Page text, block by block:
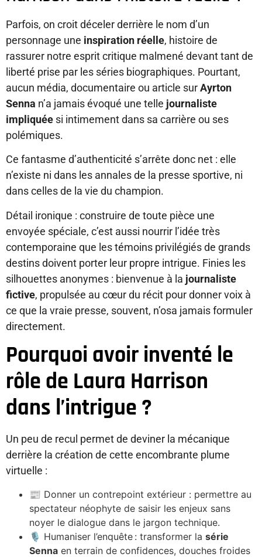
Parfois, on croit déceler derrière le nom d’un
personnage une inspiration réelle, histoire de
rassurer notre esprit critique malmené devant tant de
liberté prise par les séries biographiques. Pourtant,
aucun média, documentaire ou article surAyrton
Senna n’a jamais évoqué une telle journaliste
impliquée si intimement dans sa carrière ou ses
polémiques.
Ce fantasme d’authenticité s’arrête donc net : elle
n’existe ni dans les annales de la presse sportive, ni
dans celles de la vie du champion.
Détail ironique : construire de toute pièce une
envoyée spéciale, c’est aussi nourrir l’idée très
contemporaine que les témoins privilégiés de grands
destins doivent porter leur propre intrigue. Finies les
silhouettes anonymes : bienvenue à la journaliste
fictive, propulsée au cœur du récit pour donner voix à
ce que la vraie presse, souvent, n’osa jamais formuler
directement.
Pourquoi avoir inventé le
rôle de Laura Harrison
dans l’intrigue ?
Un peu de recul permet de deviner la mécanique
derrière la création de cette encombrante plume
virtuelle :
📰 Donner un contrepoint extérieur : permettre au
spectateur néophyte de saisir les enjeux sans
noyer le dialogue dans le jargon technique.
🎙 Humaniser l’enquête : transformer la série
Senna en terrain de confidences, douches froides